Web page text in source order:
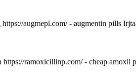
https://augmepl.com/ - augmentin pills
https://ramoxicillinp.com/ - cheap amoxil